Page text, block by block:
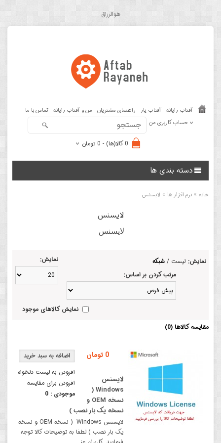
هوالرزاق
آفتاب رایانه آفتاب یار راهنمای مشتریان من و آفتاب رایانه تماس با ما
حساب کاربری من
0 کالا(ها) - 0 تومان
دسته بندی ها
خانه » نرم افزار ها » لایسنس
لایسنس
لایسنس
نمایش: لیست / شبکه
نمایش:
مرتب کردن بر اساس:
نمایش کالاهای موجود
مقایسه کالاها (0)
افزودن به لیست دلخواه
افزودن برای مقایسه
موجودی : 0
0 تومان
لایسنس
Windows (
نسخه OEM و
نسخه یک بار نصب )
لایسنس Windows ( نسخه OEM و نسخه
یک بار نصب ) لطفا به توضیحات کالا توجه